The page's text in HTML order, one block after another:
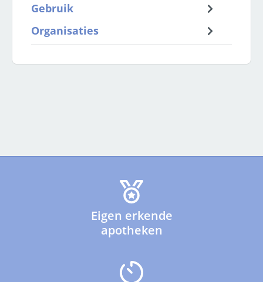
Gebruik
Organisaties
Eigen erkende
apotheken